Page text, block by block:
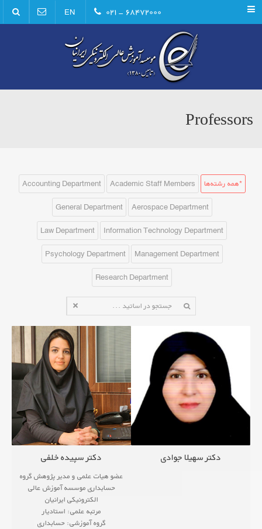
Menu ۶۸۴۷۲۰۰۰ - ۰۲۱ EN
Professors
*همه رشته‌ها Academic Staff Members
Accounting Department
Aerospace Department
General Department
Information Technology Department
Law Department
Management Department
Psychology Department
Research Department
دکتر سهیلا جوادی دکتر سپیده خلفی
عضو هیات علمی و مدیر پژوهش گروه
حسابداری موسسه آموزش عالی
الکترونیکی ایرانیان
مرتبه علمی: استادیار
گروه آموزشی: حسابداری